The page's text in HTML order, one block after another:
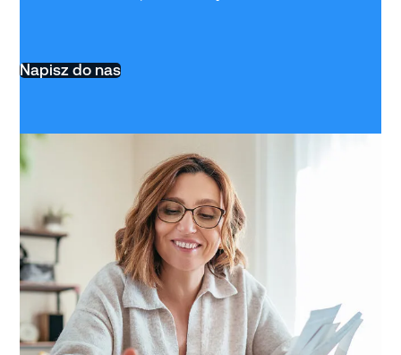
Napisz do nas